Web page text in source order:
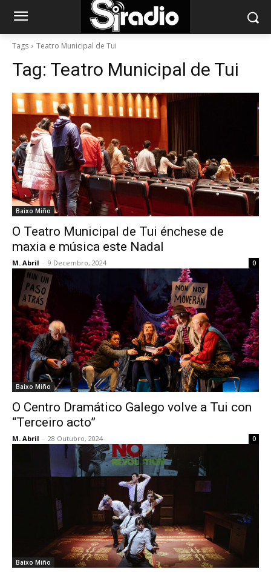
Tags Teatro Municipal de Tui
Tag: Teatro Municipal de Tui
Baixo Miño
O Teatro Municipal de Tui énchese de
maxia e música este Nadal
M. Abril - 9 Decembro, 2024 0
Baixo Miño
O Centro Dramático Galego volve a Tui con
“Terceiro acto”
M. Abril - 28 Outubro, 2024 0
Baixo Miño